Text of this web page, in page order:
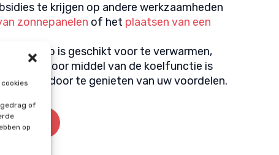
of
op
te krijgen op andere werkzaamheden
zonnepanelen of het plaatsen van een
is geschikt voor te verwarmen,
Door middel van de koelfunctie is
jaar door te genieten van uw voordelen.